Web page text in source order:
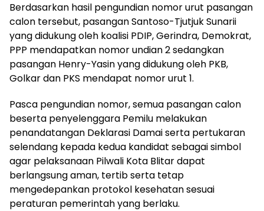
Berdasarkan hasil pengundian nomor urut pasangan
calon tersebut, pasangan Santoso-Tjutjuk Sunarii
yang didukung oleh koalisi PDIP, Gerindra, Demokrat,
PPP mendapatkan nomor undian 2 sedangkan
pasangan Henry-Yasin yang didukung oleh PKB,
Golkar dan PKS mendapat nomor urut 1.
Pasca pengundian nomor, semua pasangan calon
beserta penyelenggara Pemilu melakukan
penandatangan Deklarasi Damai serta pertukaran
selendang kepada kedua kandidat sebagai simbol
agar pelaksanaan Pilwali Kota Blitar dapat
berlangsung aman, tertib serta tetap
mengedepankan protokol kesehatan sesuai
peraturan pemerintah yang berlaku.